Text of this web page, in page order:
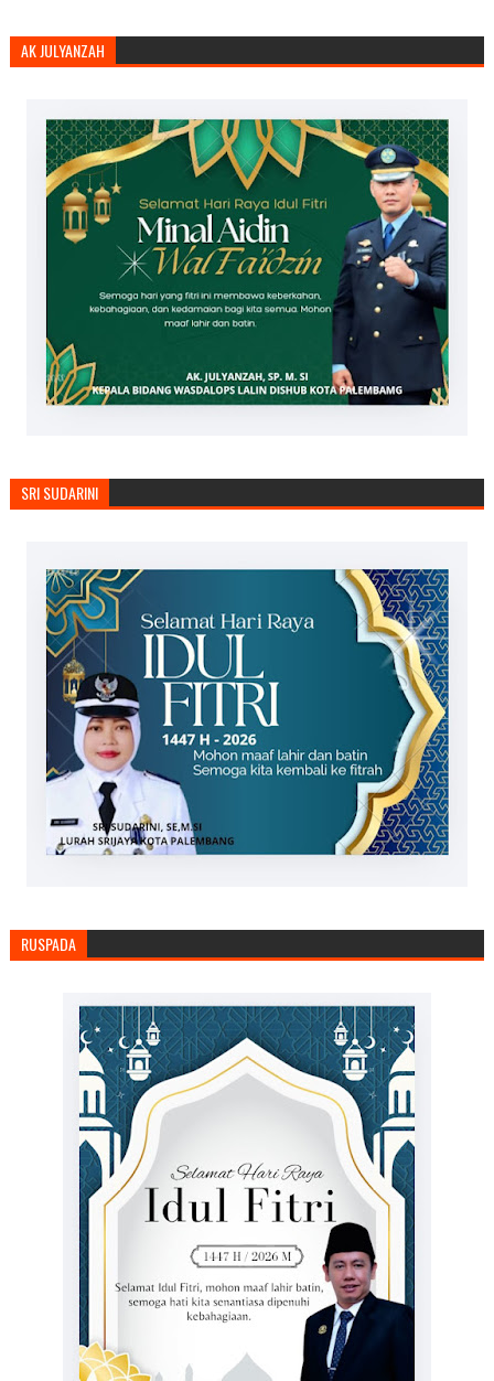
AK JULYANZAH
SRI SUDARINI
RUSPADA